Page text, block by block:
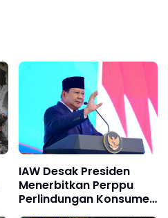
IAW Desak Presiden
Menerbitkan Perppu
Perlindungan Konsumen
Digital